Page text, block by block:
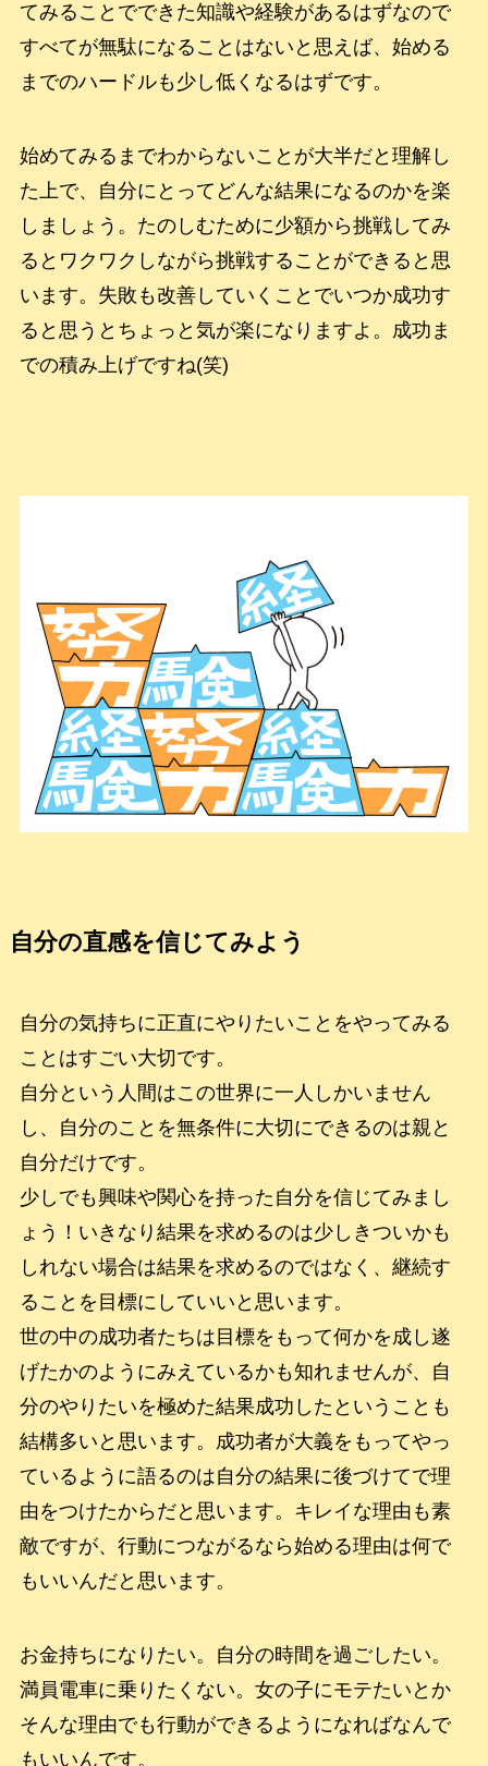
てみることでできた知識や経験があるはずなので
すべてが無駄になることはないと思えば、始める
までのハードルも少し低くなるはずです。
始めてみるまでわからないことが大半だと理解し
た上で、自分にとってどんな結果になるのかを楽
しましょう。たのしむために少額から挑戦してみ
るとワクワクしながら挑戦することができると思
います。失敗も改善していくことでいつか成功す
ると思うとちょっと気が楽になりますよ。成功ま
での積み上げですね(笑)
自分の直感を信じてみよう
自分の気持ちに正直にやりたいことをやってみる
ことはすごい大切です。
自分という人間はこの世界に一人しかいません
し、自分のことを無条件に大切にできるのは親と
自分だけです。
少しでも興味や関心を持った自分を信じてみまし
ょう！いきなり結果を求めるのは少しきついかも
しれない場合は結果を求めるのではなく、継続す
ることを目標にしていいと思います。
世の中の成功者たちは目標をもって何かを成し遂
げたかのようにみえているかも知れませんが、自
分のやりたいを極めた結果成功したということも
結構多いと思います。成功者が大義をもってやっ
ているように語るのは自分の結果に後づけてで理
由をつけたからだと思います。キレイな理由も素
敵ですが、行動につながるなら始める理由は何で
もいいんだと思います。
お金持ちになりたい。自分の時間を過ごしたい。
満員電車に乗りたくない。女の子にモテたいとか
そんな理由でも行動ができるようになればなんで
もいいんです。